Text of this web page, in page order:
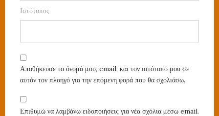
Ιστότοπος
Αποθήκευσε το όνομά μου, email, και τον ιστότοπο μου σε
αυτόν τον πλοηγό για την επόμενη φορά που θα σχολιάσω.
Επιθυμώ να λαμβάνω ειδοποιήσεις για νέα σχόλια μέσω email.